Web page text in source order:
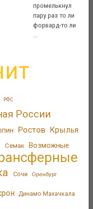
промелькнул
пару раз то ли
форвард-то ли
РФС
России
Ростов Крылья
Семак Возможные
Сочи Оренбург
Динамо Махачкала